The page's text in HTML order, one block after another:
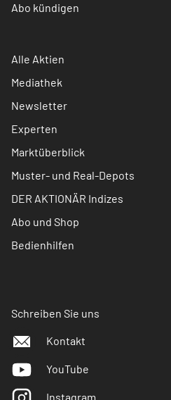
Abo kündigen
Alle Aktien
Mediathek
Newsletter
Experten
Marktüberblick
Muster- und Real-Depots
DER AKTIONÄR Indizes
Abo und Shop
Bedienhilfen
Schreiben Sie uns
Kontakt
YouTube
Instagram